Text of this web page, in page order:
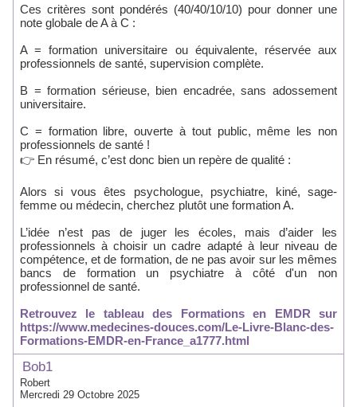
Ces critères sont pondérés (40/40/10/10) pour donner une
note globale de A à C :
A = formation universitaire ou équivalente, réservée aux
professionnels de santé, supervision complète.
B = formation sérieuse, bien encadrée, sans adossement
universitaire.
C = formation libre, ouverte à tout public, même les non
professionnels de santé !
👉 En résumé, c’est donc bien un repère de qualité :
Alors si vous êtes psychologue, psychiatre, kiné, sage-
femme ou médecin, cherchez plutôt une formation A.
L’idée n’est pas de juger les écoles, mais d’aider les
professionnels à choisir un cadre adapté à leur niveau de
compétence, et de formation, de ne pas avoir sur les mêmes
bancs de formation un psychiatre à côté d'un non
professionnel de santé.
Retrouvez le tableau des Formations en EMDR sur
https://www.medecines-douces.com/Le-Livre-Blanc-des-
Formations-EMDR-en-France_a1777.html
Bob1
Robert
Mercredi 29 Octobre 2025